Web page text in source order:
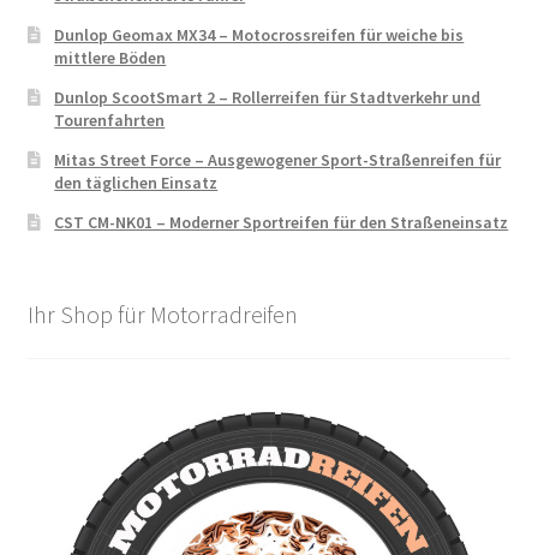
Dunlop Geomax MX34 – Motocrossreifen für weiche bis
mittlere Böden
Dunlop ScootSmart 2 – Rollerreifen für Stadtverkehr und
Tourenfahrten
Mitas Street Force – Ausgewogener Sport-Straßenreifen für
den täglichen Einsatz
CST CM-NK01 – Moderner Sportreifen für den Straßeneinsatz
Ihr Shop für Motorradreifen